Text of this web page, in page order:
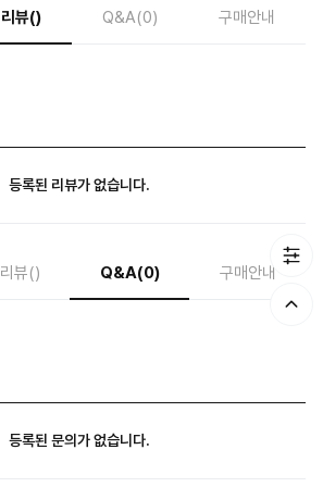
리뷰() Q&A(0) 구매안내
등록된 리뷰가 없습니다.
리뷰() Q&A(0) 구매안내
등록된 문의가 없습니다.